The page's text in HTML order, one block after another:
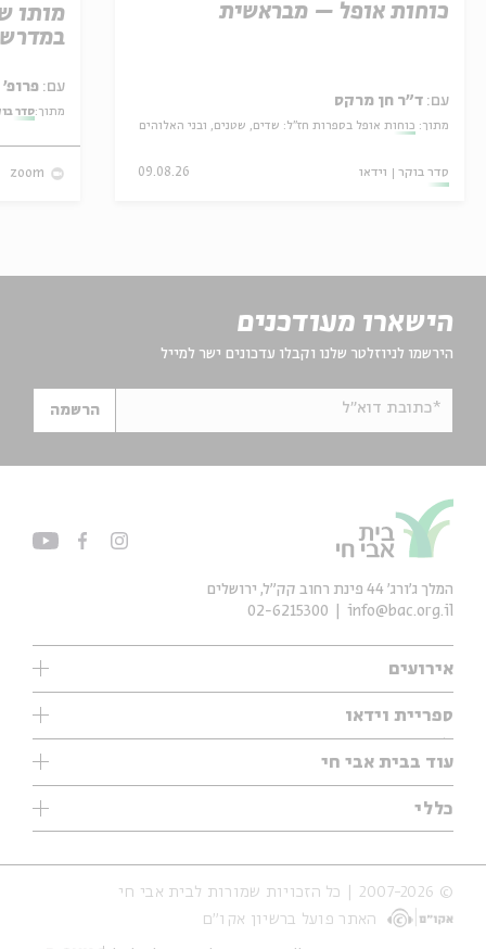
כוחות אופל – מבראשית
עם: ד"ר חן מרקס
מתוך: כוחות אופל בספרות חז"ל: שדים, שטנים, ובני האלוהים
סדר בוקר וידאו 09.08.26
מותו
עם: פרופ' אביגדור שנאן
מתוך:סדר
zoom
הישארו מעודכנים
הירשמו לניוזלטר שלנו וקבלו עדכונים ישר למייל
*כתובת דוא"ל הרשמה
אירועים
עיון
אנגלית
נוער
סדרות
אירועי עבר
אירועים בירושלים
ספריית וידאו
ילדים
מוזיקה
עיון
מיוחדים
עוד בבית אבי חי
תערוכות
מיוחדים
כללי
אודות
הצהרת נגישות
תנאי שימוש והצהרת פרטיות
המלך ג'ורג' 44 פינת רחוב קק״ל, ירושלים
info@bac.org.il
02-6215300
© 2007-2026 | כל הזכויות שמורות לבית אבי חי
האתר פועל ברשיון אקו״ם